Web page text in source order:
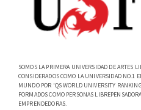
SOMOS LA PRIMERA UNIVERSIDAD DE ARTES
CONSIDERADOS COMO LA UNIVERSIDAD NO.1
MUNDO POR 'QS WORLD UNIVERSITY
FORMADOS COMO PERSONAS
EMPRENDEDORAS.